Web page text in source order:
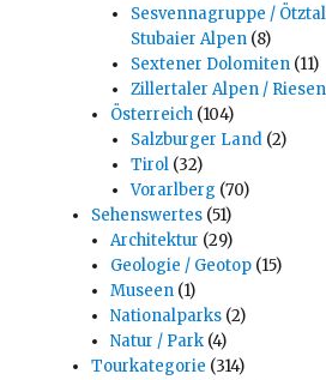
Sesvennagruppe /
Stubaier Alpen(8)
Sextener Dolomiten(11)
Zillertaler Alpen /
Österreich (104)
Salzburger Land(2)
Tirol(32)
Vorarlberg (70)
Sehenswertes (51)
Architektur (29)
Geologie / Geotop (15)
Museen (1)
Nationalparks (2)
Natur / Park (4)
Tourkategorie (314)